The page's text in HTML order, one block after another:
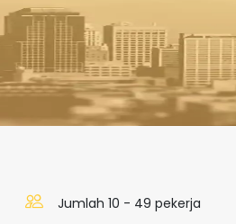
Jumlah 10 - 49 pekerja